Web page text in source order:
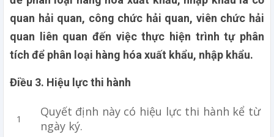
quan hải quan, công chức hải quan, viên chức hải
quan liên quan đến việc thực hiện trình tự phân
tích để phân loại hàng hóa xuất khẩu, nhập khẩu.
Điều 3. Hiệu lực thi hành
Quyết định này có hiệu lực thi hành kể từ
ngày ký.